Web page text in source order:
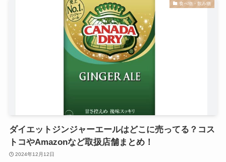
食べ物・飲み物
ダイエットジンジャーエールはどこに売ってる？コス
トコやAmazonなど取扱店舗まとめ！
2024年12月12日